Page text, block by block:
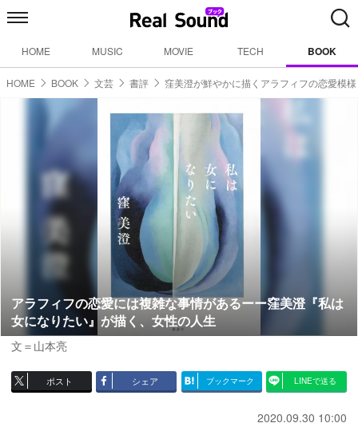
HOME MUSIC MOVIE TECH BOOK
HOME BOOK 文芸 書評 窪美澄が鮮やかに描くアラフィフの恋愛模様
アラフィフの恋愛には複雑な事情があるーー窪美澄『私は
女になりたい』が描く、女性の人生
文＝山本亮
ポスト シェア ブックマーク LINEで送る
2020.09.30 10:00